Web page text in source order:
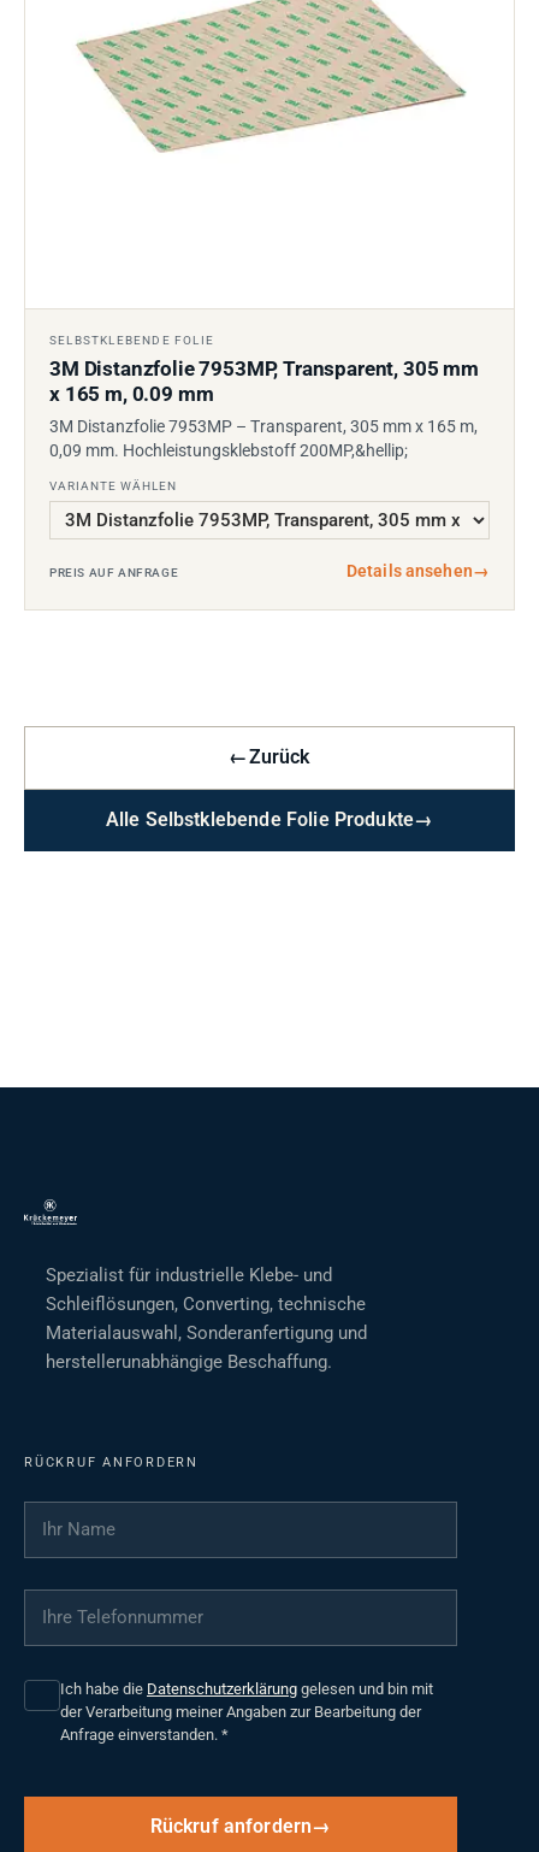
SELBSTKLEBENDE FOLIE
3M Distanzfolie 7953MP, Transparent, 305 mm
x 165 m, 0.09 mm
3M Distanzfolie 7953MP – Transparent, 305 mm x 165 m,
0,09 mm. Hochleistungsklebstoff 200MP,&hellip;
VARIANTE WÄHLEN
PREIS AUF ANFRAGE Details ansehen→
←Zurück
Alle Selbstklebende Folie Produkte→
Spezialist für industrielle Klebe- und
Schleiflösungen, Converting, technische
Materialauswahl, Sonderanfertigung und
herstellerunabhängige Beschaffung.
RÜCKRUF ANFORDERN
Ihr Name
Ihre Telefonnummer
Ich habe die Datenschutzerklärung gelesen und bin mit
der Verarbeitung meiner Angaben zur Bearbeitung der
Anfrage einverstanden. *
Rückruf anfordern